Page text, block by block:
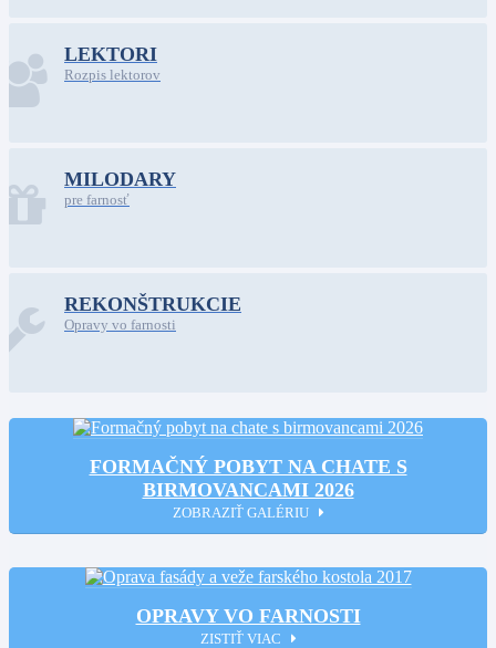
LEKTORI
Rozpis lektorov
MILODARY
pre farnosť
REKONŠTRUKCIE
Opravy vo farnosti
FORMAČNÝ POBYT NA CHATE S
BIRMOVANCAMI 2026
ZOBRAZIŤ GALÉRIU
OPRAVY VO FARNOSTI
ZISTIŤ VIAC